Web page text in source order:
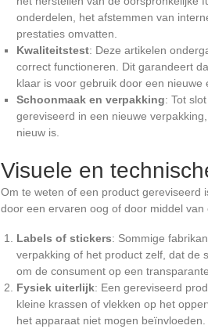
onderdelen, het afstemmen van
prestaties omvatten.
Kwaliteitstest: Deze artikelen
correct functioneren. Dit garandeert
klaar is voor gebruik door een nieuwe
Schoonmaak en verpakking: Tot
gereviseerd in een nieuwe
nieuw is.
Visuele en
Om te weten of een product gereviseerd
door een ervaren oog of door middel
Labels of stickers: Sommige
verpakking of het product zelf, dat de
om de consument op een
Fysiek uiterlijk: Een gereviseerd
kleine krassen of vlekken op het
het apparaat niet mogen beïnvloeden.